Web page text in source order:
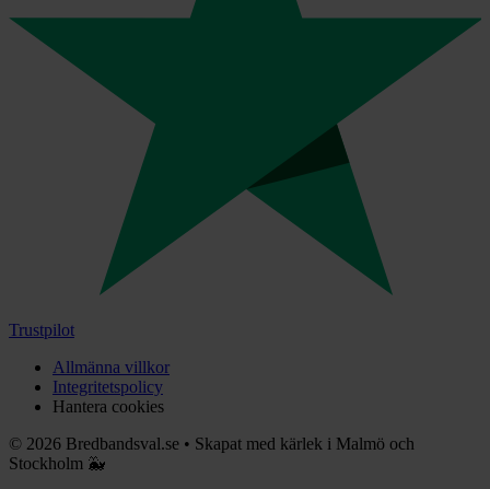
Trustpilot
Allmänna villkor
Integritetspolicy
Hantera cookies
© 2026 Bredbandsval.se • Skapat med kärlek i Malmö och
Stockholm 🐳